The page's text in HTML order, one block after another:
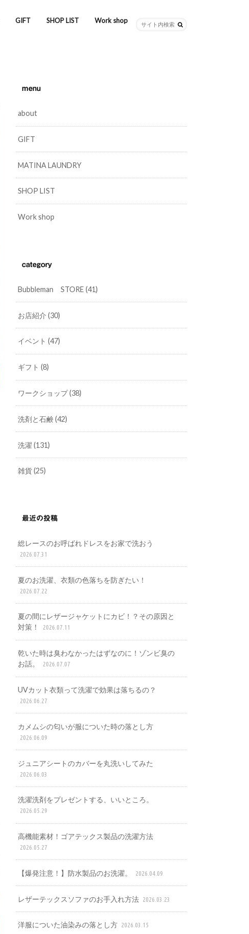
GIFT SHOP LIST Work shop
menu
about
GIFT
MATINA LAUNDRY
SHOP LIST
Work shop
category
Bubbleman STORE(41)
お店紹介(30)
イベント(47)
ギフト(8)
ワークショップ(38)
洗剤と石鹸(42)
洗濯(131)
雑貨(25)
最近の投稿
総レースのお呼ばれドレスをお家で洗おう
2026.07.31
夏のお洗濯、衣類の色落ちを防ぎたい！
2026.07.22
夏の間にレザージャケットにカビ！？その原因と
対策！
2026.07.11
乾いた時は臭わなかったはずなのに！ゾンビ臭の
お話。
2026.07.07
UVカット衣類って洗濯で効果は落ちるの？
2026.06.27
カメムシの匂いが服についた時の落とし方
2026.06.09
ジュニアシートのカバーを丸洗いしてみた
2026.06.03
洗濯洗剤をプレゼントする、いいところ。
2026.05.29
高機能素材！ゴアテックス製品の洗濯方法
2026.05.27
【爆発注意！】防水製品のお洗濯。 2026.04.09
レザーテックスソファのお手入れ方法 2026.03.23
洋服についた油染みの落とし方 2026.03.15